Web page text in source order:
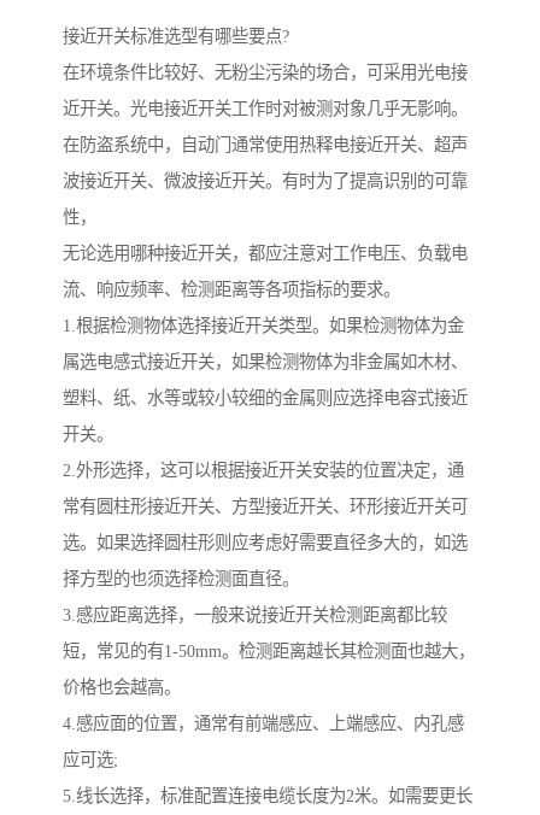
接近开关标准选型有哪些要点?
在环境条件比较好、无粉尘污染的场合，可采用光电接
近开关。光电接近开关工作时对被测对象几乎无影响。
在防盗系统中，自动门通常使用热释电接近开关、超声
波接近开关、微波接近开关。有时为了提高识别的可靠
性，
无论选用哪种接近开关，都应注意对工作电压、负载电
流、响应频率、检测距离等各项指标的要求。
1.根据检测物体选择接近开关类型。如果检测物体为金
属选电感式接近开关，如果检测物体为非金属如木材、
塑料、纸、水等或较小较细的金属则应选择电容式接近
开关。
2.外形选择，这可以根据接近开关安装的位置决定，通
常有圆柱形接近开关、方型接近开关、环形接近开关可
选。如果选择圆柱形则应考虑好需要直径多大的，如选
择方型的也须选择检测面直径。
3.感应距离选择，一般来说接近开关检测距离都比较
短，常见的有1-50mm。检测距离越长其检测面也越大，
价格也会越高。
4.感应面的位置，通常有前端感应、上端感应、内孔感
应可选;
5.线长选择，标准配置连接电缆长度为2米。如需要更长